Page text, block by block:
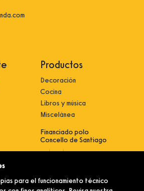
Productos
Decoración
Cocina
Libros y música
Miscelánea
do
Financiado polo
Concello de Santiago
para el funcionamiento técnico